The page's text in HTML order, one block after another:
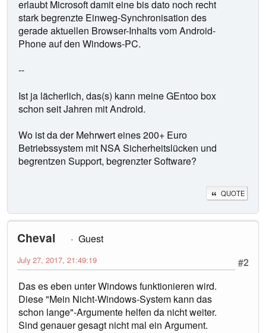
erlaubt Microsoft damit eine bis dato noch recht
stark begrenzte Einweg-Synchronisation des
gerade aktuellen Browser-Inhalts vom Android-
Phone auf den Windows-PC.
--
Ist ja lächerlich, das(s) kann meine GEntoo box
schon seit Jahren mit Android.
Wo ist da der Mehrwert eines 200+ Euro
Betriebssystem mit NSA Sicherheitslücken und
begrentzen Support, begrenzter Software?
QUOTE
Cheval
Guest
#2
July 27, 2017, 21:49:19
Das es eben unter Windows funktionieren wird.
Diese "Mein Nicht-Windows-System kann das
schon lange"-Argumente helfen da nicht weiter.
Sind genauer gesagt nicht mal ein Argument.